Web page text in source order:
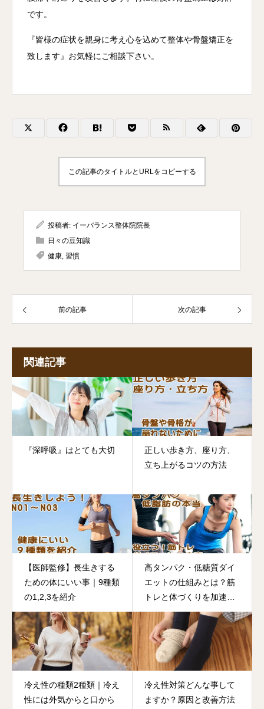
です。
『皆様の症状を親身に考え心を込めて整体や骨盤矯正を
致します』お気軽にご相談下さい。
この記事のタイトルとURLをコピーする
投稿者: イーバランス整体院院長
日々の豆知識
健康, 習慣
前の記事 次の記事
関連記事
『深呼吸』はとても大切
正しい歩き方、座り方、
立ち上がるコツの方法
【医師監修】長生きする
ための体にいい事｜9種類
の1,2,3を紹介
高タンパク・低糖質ダイ
エットの仕組みとは？筋
トレと体づくりを加速す
る栄養メカニズム
冷え性の種類2種類｜冷え
性には外気からと口から
冷え性対策どんな事して
ますか？原因と改善方法